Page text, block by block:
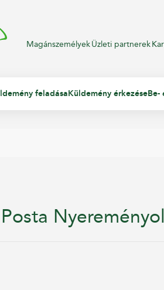
MagánszemélyekÜzleti partnerek
feladásaKüldemény érkezéseBe-